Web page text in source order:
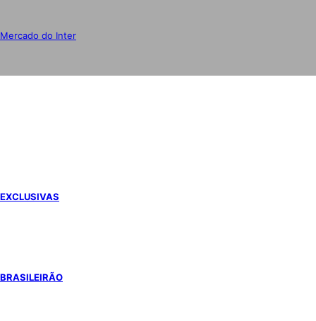
Mercado do Inter
EXCLUSIVAS
BRASILEIRÃO